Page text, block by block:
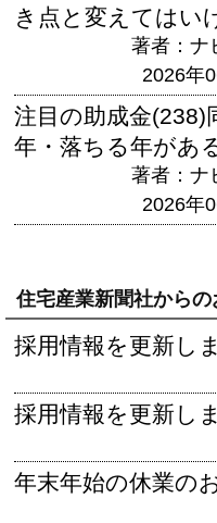
き点と変えてはい
著者：ナ
2026年
注目の助成金(238)
年・落ちる年があ
著者：ナ
2026年
住宅産業新聞社からの
採用情報を更新し
採用情報を更新し
年末年始の休業の